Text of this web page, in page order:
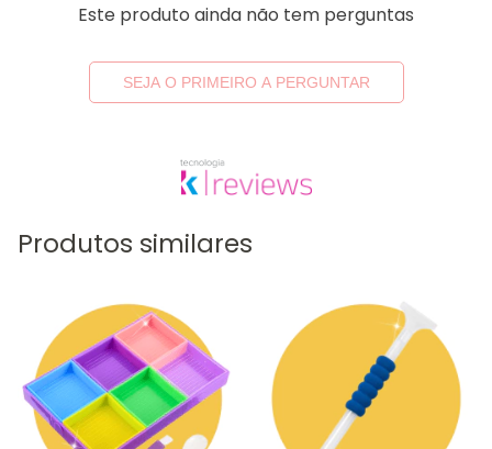
Este produto ainda não tem perguntas
SEJA O PRIMEIRO A PERGUNTAR
Produtos similares